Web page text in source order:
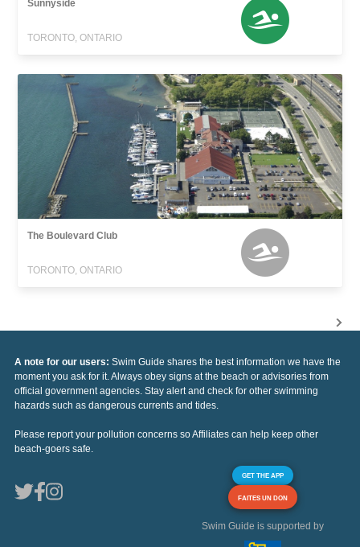
Sunnyside
TORONTO, ONTARIO
The Boulevard Club
TORONTO, ONTARIO
A note for our users: Swim Guide shares the best information we have the
moment you ask for it. Always obey signs at the beach or advisories from
official government agencies. Stay alert and check for other swimming
hazards such as dangerous currents and tides.
Please report your pollution concerns so Affiliates can help keep other
beach-goers safe.
GET THE APP
FAITES UN DON
Swim Guide is supported by